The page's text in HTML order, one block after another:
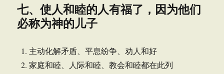
七、使人和睦的人有福了，因为他们
必称为神的儿子
主动化解矛盾、平息纷争、劝人和好
家庭和睦、人际和睦、教会和睦都在此列